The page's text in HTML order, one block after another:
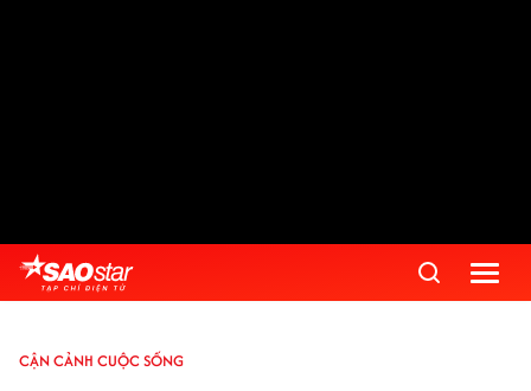
CẬN CẢNH CUỘC SỐNG